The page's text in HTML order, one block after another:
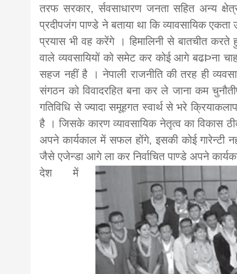
news,
khabar
तरफ सरकार, र्सवसाधारण जनता सहित अन्य
प्रदीपजंग पाण्डे ने बताया था कि व्यावसायिक
प्रयास भी वह करेंगे । हिमालिनी से बातचीत
वाले व्यवसायियों को समेट कर कोई आगे बढÞना
सहज नहीं है । नेपाली राजनीति की तरह ही
संगठन को विवादरहित बना कर ले जाना कम
गतिविधि से ज्यादा समूहगत स्वार्थ से भरे
है । जिसके कारण व्यावसायिक नेतृत्व का विकास
अपने कार्यकाल में सफल होंगे, इसकी कोई गारेन्टी
जैसे एजेन्डा आगे ला कर निर्वाचित पाण्डे अपने
देश में